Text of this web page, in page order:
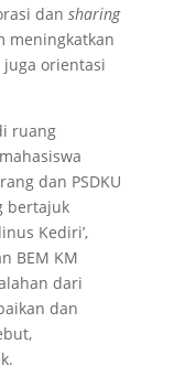
dan sharing
meningkatkan
juga orientasi
ruang
dan PSDKU
bertajuk
Kediri’,
BEM KM
dari
dan